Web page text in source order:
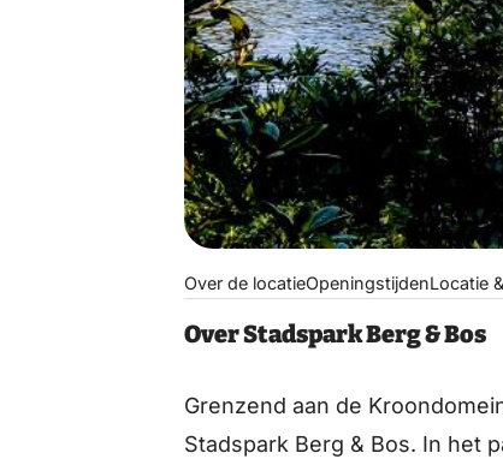
Over de locatieOpeningstijdenLocatie
Over Stadspark Berg & Bos
Grenzend aan de
Stadspark Berg & Bos. In het